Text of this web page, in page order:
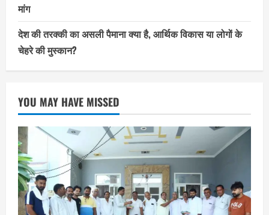
मांग
देश की तरक्की का असली पैमाना क्या है, आर्थिक विकास या लोगों के
चेहरे की मुस्कान?
YOU MAY HAVE MISSED